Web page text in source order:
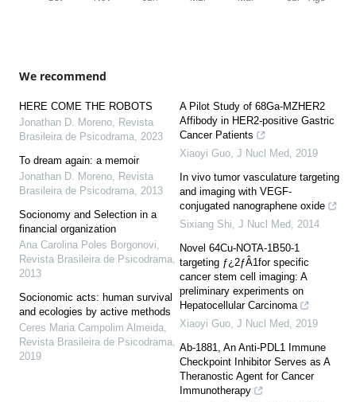
We recommend
HERE COME THE ROBOTS
Jonathan D. Moreno, Revista
Brasileira de Psicodrama, 2023
To dream again: a memoir
Jonathan D. Moreno, Revista
Brasileira de Psicodrama, 2013
Socionomy and Selection in a
financial organization
Ana Carolina Poles Borgonovi,
Revista Brasileira de Psicodrama,
2013
Socionomic acts: human survival
and ecologies by active methods
Ceres Maria Campolim Almeida,
Revista Brasileira de Psicodrama,
2019
A Pilot Study of 68Ga-MZHER2
Affibody in HER2-positive Gastric
Cancer Patients
Xiaoyi Guo, J Nucl Med, 2019
In vivo tumor vasculature targeting
and imaging with VEGF-
conjugated nanographene oxide
Sixiang Shi, J Nucl Med, 2014
Novel 64Cu-NOTA-1B50-1
targeting ƒ¿2ƒÂ1for specific
cancer stem cell imaging: A
preliminary experiments on
Hepatocellular Carcinoma
Xiaoyi Guo, J Nucl Med, 2019
Ab-1881, An Anti-PDL1 Immune
Checkpoint Inhibitor Serves as A
Theranostic Agent for Cancer
Immunotherapy